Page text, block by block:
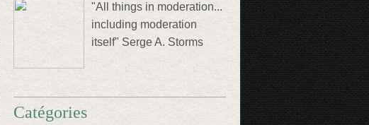
"All things in moderation...
including moderation
itself" Serge A. Storms
Catégories